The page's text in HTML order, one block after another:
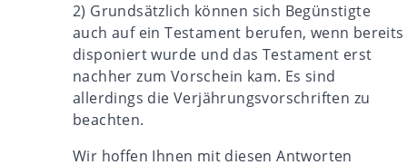
2) Grundsätzlich können sich Begünstigte
auch auf ein Testament berufen, wenn bereits
disponiert wurde und das Testament erst
nachher zum Vorschein kam. Es sind
allerdings die Verjährungsvorschriften zu
beachten.
Wir hoffen Ihnen mit diesen Antworten